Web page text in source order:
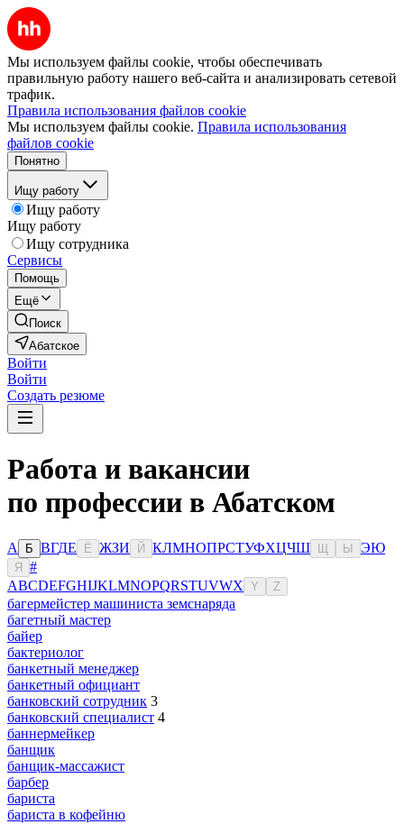
Мы используем файлы cookie, чтобы обеспечивать
правильную работу нашего веб-сайта и анализировать сетевой
трафик.
Правила использования файлов cookie
Мы используем файлы cookie. Правила использования
файлов cookie
Понятно
Ищу работу
Ищу работу
Ищу работу
Ищу сотрудника
Сервисы
Помощь
Ещё
Поиск
Абатское
Войти
Войти
Создать резюме
Работа и вакансии
по профессии в Абатском
А Б ВГДЕ Ё ЖЗИ Й КЛМНОПРСТУФХЦЧШ Ы ЭЮ
Я
#
ABCDEFGHIJKLMNOPQRSTUVWX Y Z
багермейстер машиниста земснаряда
багетный мастер
байер
бактериолог
банкетный менеджер
банкетный официант
банковский сотрудник 3
банковский специалист 4
баннермейкер
банщик
банщик-массажист
барбер
бариста
бариста в кофейню